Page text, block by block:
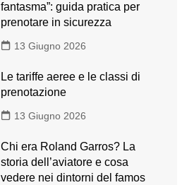
fantasma”: guida pratica per
prenotare in sicurezza
13 Giugno 2026
Le tariffe aeree e le classi di
prenotazione
13 Giugno 2026
Chi era Roland Garros? La
storia dell’aviatore e cosa
vedere nei dintorni del famos